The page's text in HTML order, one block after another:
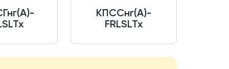
КПССнг(A)-
FRLSLTx